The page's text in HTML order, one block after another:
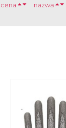
cena
nazwa